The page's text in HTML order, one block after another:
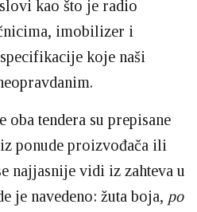
kao što je radio
imobilizer i
koje naši
oba tendera su prepisane
ponude proizvođača ili
najjasnije vidi iz zahteva u
je navedeno: žuta boja, po